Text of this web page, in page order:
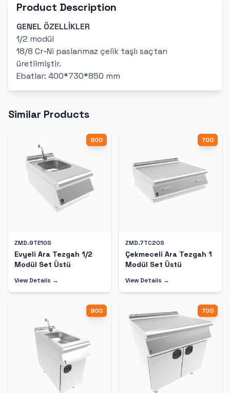
Product Description
GENEL ÖZELLİKLER
1/2 modül
18/8 Cr-Ni paslanmaz çelik taşlı saçtan
üretilmiştir.
Ebatlar: 400*730*850 mm
Similar Products
900
ZMD.9TE10S
Evyeli Ara Tezgah 1/2
Modül Set Üstü
View Details →
700
ZMD.7TC20S
Çekmeceli Ara Tezgah 1
Modül Set Üstü
View Details →
900 700